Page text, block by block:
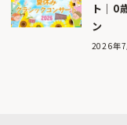
ト｜0
ン
2026年